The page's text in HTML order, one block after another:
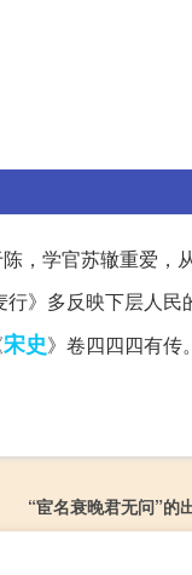
，学官苏辙重爱，
行》多反映下层人民
宋史》卷四四四有传
“宦名衰晚君无问”的